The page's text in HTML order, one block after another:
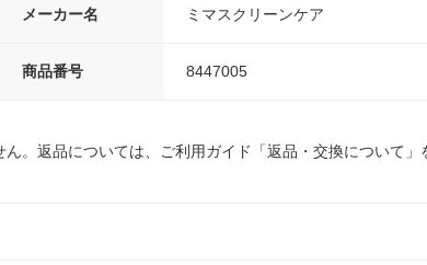
メーカー名 ミマスクリーンケア
商品番号 8447005
。返品については、ご利用ガイド「返品・交換について」